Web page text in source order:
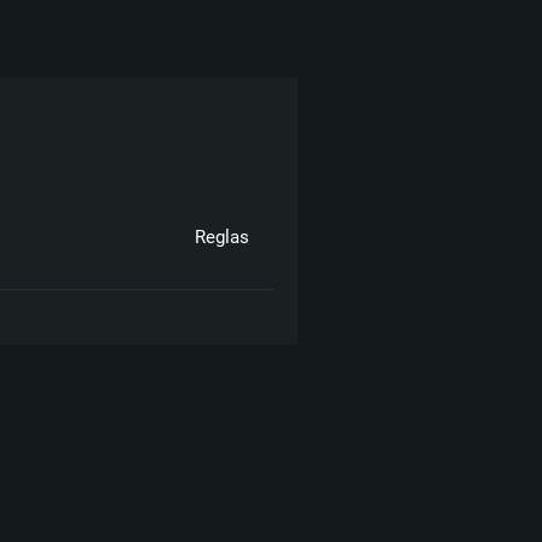
Reglas